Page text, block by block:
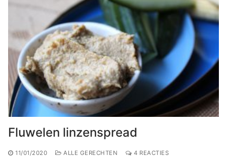
Fluwelen linzenspread
11/01/2020 ALLE GERECHTEN 4 REACTIES